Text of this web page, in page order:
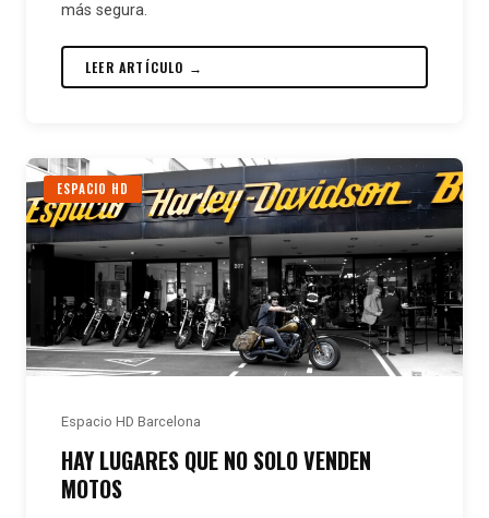
más segura.
LEER ARTÍCULO →
ESPACIO HD
Espacio HD Barcelona
HAY LUGARES QUE NO SOLO VENDEN
MOTOS